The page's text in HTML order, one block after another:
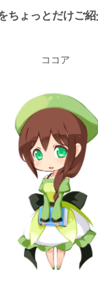
ちょっとだけご紹
ココア